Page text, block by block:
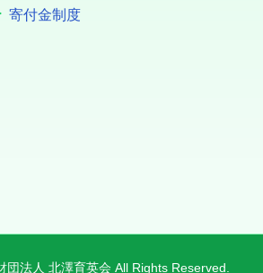
寄付金制度
団法人 北澤育英会 All Rights Reserved.